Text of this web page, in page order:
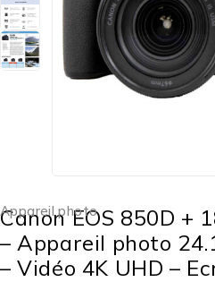
Appareil photo
Canon EOS 850D +
– Appareil photo
– Vidéo 4K UHD –